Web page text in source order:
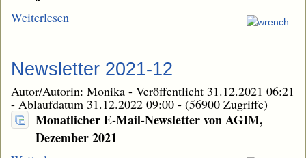
Weiterlesen
Newsletter 2021-12
Autor/Autorin: Monika - Veröffentlicht 31.12.2021 06:21
- Ablaufdatum 31.12.2022 09:00 - (56900 Zugriffe)
Monatlicher E-Mail-Newsletter von AGIM,
Dezember 2021